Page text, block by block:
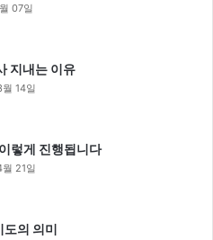
07일
지내는 이유
14일
렇게 진행됩니다
21일
의 의미